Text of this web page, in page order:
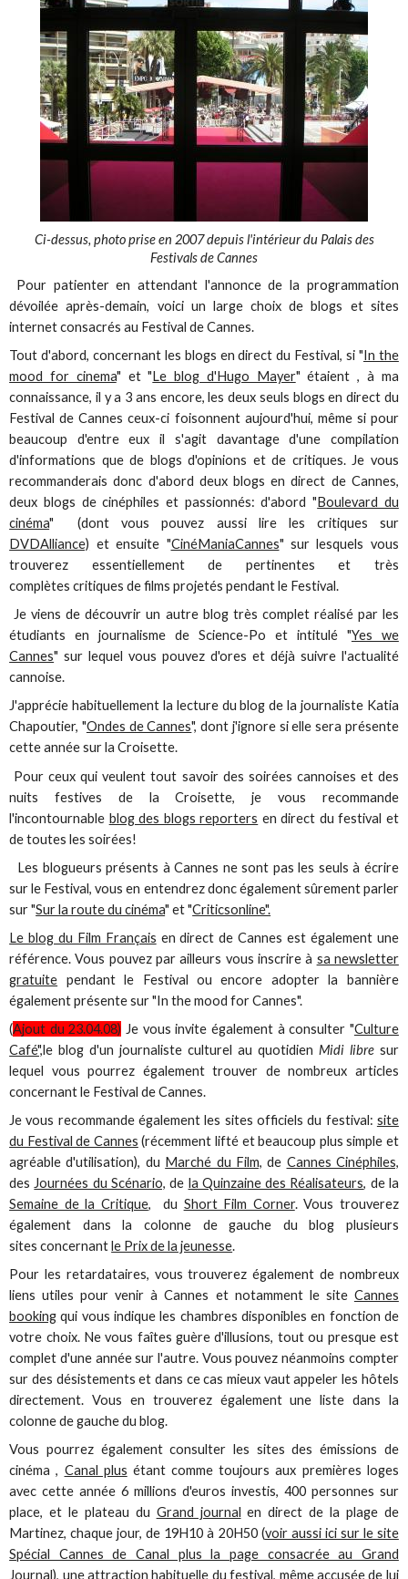
Ci-dessus, photo prise en 2007 depuis l'intérieur du Palais des
Festivals de Cannes
Pour patienter en attendant l'annonce de la programmation
dévoilée après-demain, voici un large choix de blogs et sites
internet consacrés au Festival de Cannes.
Tout d'abord, concernant les blogs en direct du Festival, si "In the
mood for cinema" et "Le blog d'Hugo Mayer" étaient , à ma
connaissance, il y a 3 ans encore, les deux seuls blogs en direct du
Festival de Cannes ceux-ci foisonnent aujourd'hui, même si pour
beaucoup d'entre eux il s'agit davantage d'une compilation
d'informations que de blogs d'opinions et de critiques. Je vous
recommanderais donc d'abord deux blogs en direct de Cannes,
deux blogs de cinéphiles et passionnés: d'abord "Boulevard du
cinéma" (dont vous pouvez aussi lire les critiques sur
DVDAlliance) et ensuite "CinéManiaCannes" sur lesquels vous
trouverez essentiellement de pertinentes et très
complètes critiques de films projetés pendant le Festival.
Je viens de découvrir un autre blog très complet réalisé par les
étudiants en journalisme de Science-Po et intitulé "Yes we
Cannes" sur lequel vous pouvez d'ores et déjà suivre l'actualité
cannoise.
J'apprécie habituellement la lecture du blog de la journaliste Katia
Chapoutier, "Ondes de Cannes", dont j'ignore si elle sera présente
cette année sur la Croisette.
Pour ceux qui veulent tout savoir des soirées cannoises et des
nuits festives de la Croisette, je vous recommande
l'incontournable blog des blogs reporters en direct du festival et
de toutes les soirées!
Les blogueurs présents à Cannes ne sont pas les seuls à écrire
sur le Festival, vous en entendrez donc également sûrement parler
sur "Sur la route du cinéma" et "Criticsonline".
Le blog du Film Français en direct de Cannes est également une
référence. Vous pouvez par ailleurs vous inscrire à sa newsletter
gratuite pendant le Festival ou encore adopter la bannière
également présente sur "In the mood for Cannes".
(Ajout du 23.04.08) Je vous invite également à consulter "Culture
Café",le blog d'un journaliste culturel au quotidien Midi libresur
lequel vous pourrez également trouver de nombreux articles
concernant le Festival de Cannes.
Je vous recommande également les sites officiels du festival: site
du Festival de Cannes (récemment lifté et beaucoup plus simple et
agréable d'utilisation), du Marché du Film, de Cannes Cinéphiles,
des Journées du Scénario, de la Quinzaine des Réalisateurs, de la
Semaine de la Critique, du Short Film Corner. Vous trouverez
également dans la colonne de gauche du blog plusieurs
sites concernantle Prix de la jeunesse.
Pour les retardataires, vous trouverez également de nombreux
liens utiles pour venir à Cannes et notamment le site Cannes
booking qui vous indique les chambres disponibles en fonction de
votre choix. Ne vous faîtes guère d'illusions, tout ou presque est
complet d'une année sur l'autre. Vous pouvez néanmoins compter
sur des désistements et dans ce cas mieux vaut appeler les hôtels
directement. Vous en trouverez également une liste dans la
colonne de gauche du blog.
Vous pourrez également consulter les sites des émissions de
cinéma , Canal plus étant comme toujours aux premières loges
avec cette année 6 millions d'euros investis, 400 personnes sur
place, et le plateau du Grand journal en direct de la plage de
Martinez, chaque jour, de 19H10 à 20H50 (voir aussi ici sur le site
Spécial Cannes de Canal plus la page consacrée au Grand
Journal), une attraction habituelle du festival, même accusée de lui